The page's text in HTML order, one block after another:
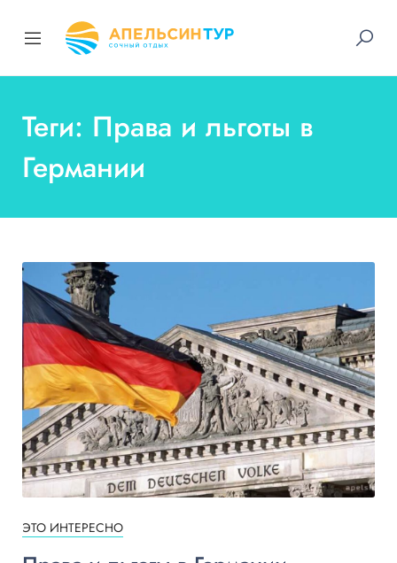
Теги: Права и льготы в
Германии
ЭТО ИНТЕРЕСНО